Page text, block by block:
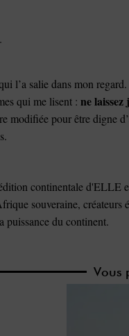
l’a salie dans mon regard.
qui me lisent : ne
modifiée pour être digne
continentale d'ELLE
souveraine, créateurs
puissance du continent.
Vous